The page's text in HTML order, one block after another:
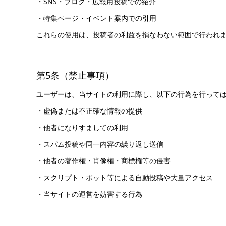
・特集ページ・イベント案内での引用
これらの使用は、投稿者の利益を損なわない範囲で行われま
第5条（禁止事項）
ユーザーは、当サイトの利用に際し、以下の行為を行っては
・虚偽または不正確な情報の提供
・他者になりすましての利用
・スパム投稿や同一内容の繰り返し送信
・他者の著作権・肖像権・商標権等の侵害
・スクリプト・ボット等による自動投稿や大量アクセス
・当サイトの運営を妨害する行為